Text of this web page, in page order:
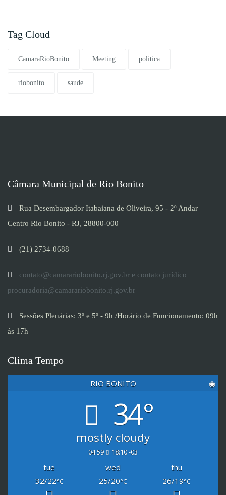
Tag Cloud
CamaraRioBonito Meeting politica
riobonito saude
Câmara Municipal de Rio Bonito
Rua Desembargador Itabaiana de Oliveira, 95 - 2º Andar
Centro Rio Bonito - RJ, 28800-000
(21) 2734-0688
contato@camarariobonito.rj.gov.br e contato jurídico
procuradoria@camarariobonito.rj.gov.br
Sessões Plenárias: 3º e 5º - 9h /Horário de Funcionamento: 09h
às 17h
Clima Tempo
RIO BONITO ◉
34°
mostly cloudy
04:59 18:10 -03
tue wed
thu
32/22°C 25/20°C 26/19°C